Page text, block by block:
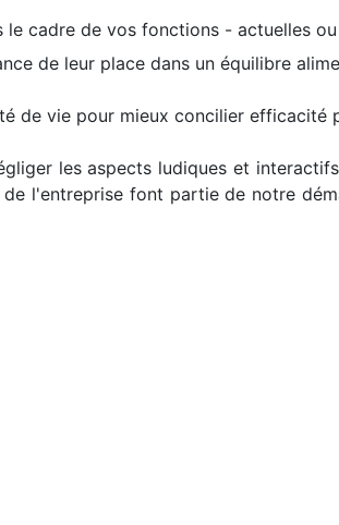
cadre de vos fonctions - actuelles
de leur place dans un équilibre
de vie pour mieux concilier efficacité
les aspects ludiques et
l'entreprise font partie de notre